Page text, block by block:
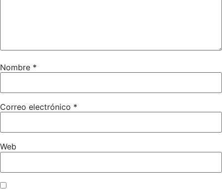
Nombre *
Correo electrónico *
Web